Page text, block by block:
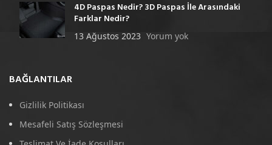
4D Paspas Nedir? 3D Paspas İle Arasındaki
Farklar Nedir?
13 Ağustos 2023 Yorum yok
BAĞLANTILAR
Gizlilik Politikası
Mesafeli Satış Sözleşmesi